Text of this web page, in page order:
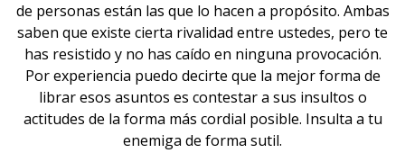
de personas están las que lo hacen a propósito. Ambas
saben que existe cierta rivalidad entre ustedes, pero te
has resistido y no has caído en ninguna provocación.
Por experiencia puedo decirte que la mejor forma de
librar esos asuntos es contestar a sus insultos o
actitudes de la forma más cordial posible. Insulta a tu
enemiga de forma sutil.